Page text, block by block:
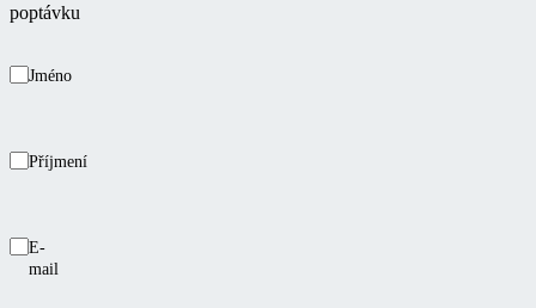
poptávku
Jméno
Příjmení
E-
mail